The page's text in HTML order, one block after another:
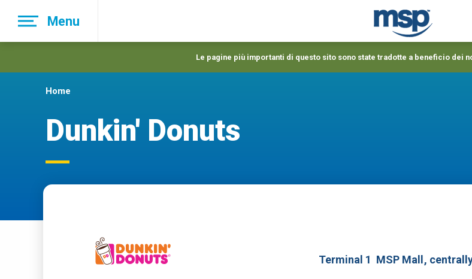
main
Menu
Le pagine più importanti di questo sito sono state tradotte a beneficio dei
Home
Dunkin' Donuts
Terminal 1 MSP Mall ,